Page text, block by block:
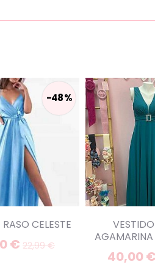
-48 %
CELESTE
€ 22,99 €
40,00 €